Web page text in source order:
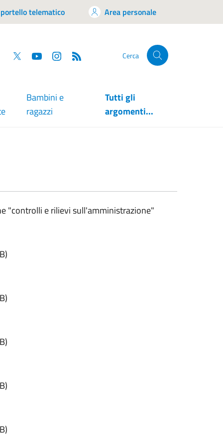
telematico Area personale
Facebook
Twitter YouTube Cerca
Bambini e
ragazzi
Tutti gli
argomenti...
"controlli e rilievi sull'amministrazione"